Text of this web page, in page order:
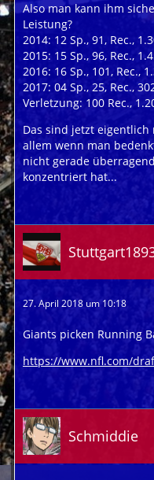
Also man kann ihm
Leistung?
2014: 12 Sp., 91, Rec.,
2015: 15 Sp., 96, Rec.,
2016: 16 Sp., 101, Rec.,
2017: 04 Sp., 25, Rec.,
Verletzung: 100 Rec.,
Das sind jetzt eigentlich
allem wenn man
nicht gerade
konzentriert hat...
27. April 2018 um 10:18
Giants picken Running
https://www.nfl.com/
Schmiddie